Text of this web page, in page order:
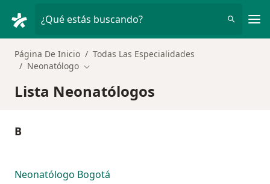
¿Qué estás buscando?
Página De Inicio
Todas Las Especialidades
Neonatólogo Cambiar de ciudad
Lista Neonatólogos
B
Neonatólogo Bogotá